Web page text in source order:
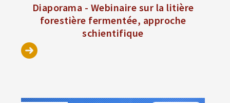
Diaporama - Webinaire sur la litière
forestière fermentée, approche
schientifique